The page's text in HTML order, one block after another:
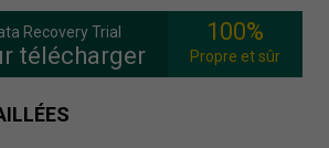
Recovery Trial
télécharger
100%
Propre et sûr